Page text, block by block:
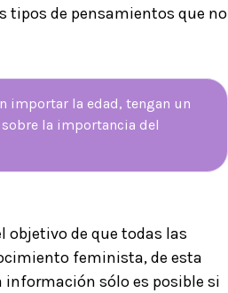
tipos de pensamientos que no
importar la edad, tengan un
la importancia del
objetivo de que todas las
feminista, de esta
información sólo es posible si